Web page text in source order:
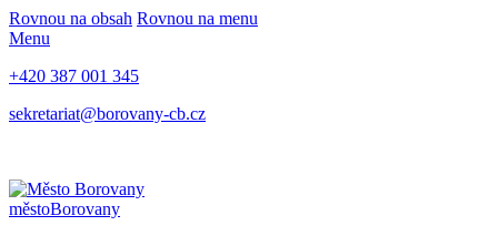
Rovnou na obsah Rovnou na menu
Menu
+420 387 001 345
sekretariat@borovany-cb.cz
městoBorovany